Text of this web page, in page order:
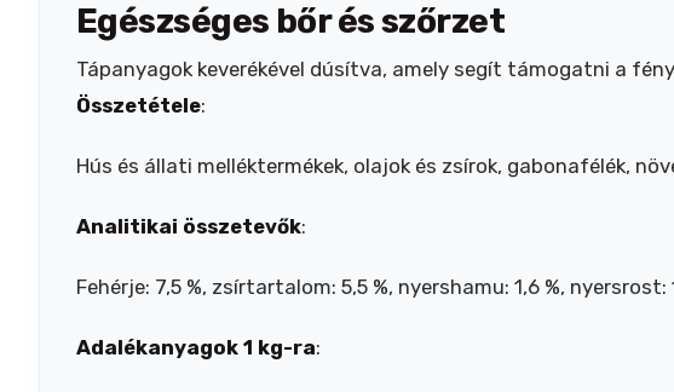
Egészséges bőr és szőrzet
Tápanyagok keverékével dúsítva, amely segít támogatni a
Összetétele:
Hús és állati melléktermékek, olajok és zsírok, gabonafélék,
Analitikai összetevők:
Fehérje: 7,5 %, zsírtartalom: 5,5 %, nyershamu: 1,6 %, nyersrost:
Adalékanyagok 1 kg-ra: